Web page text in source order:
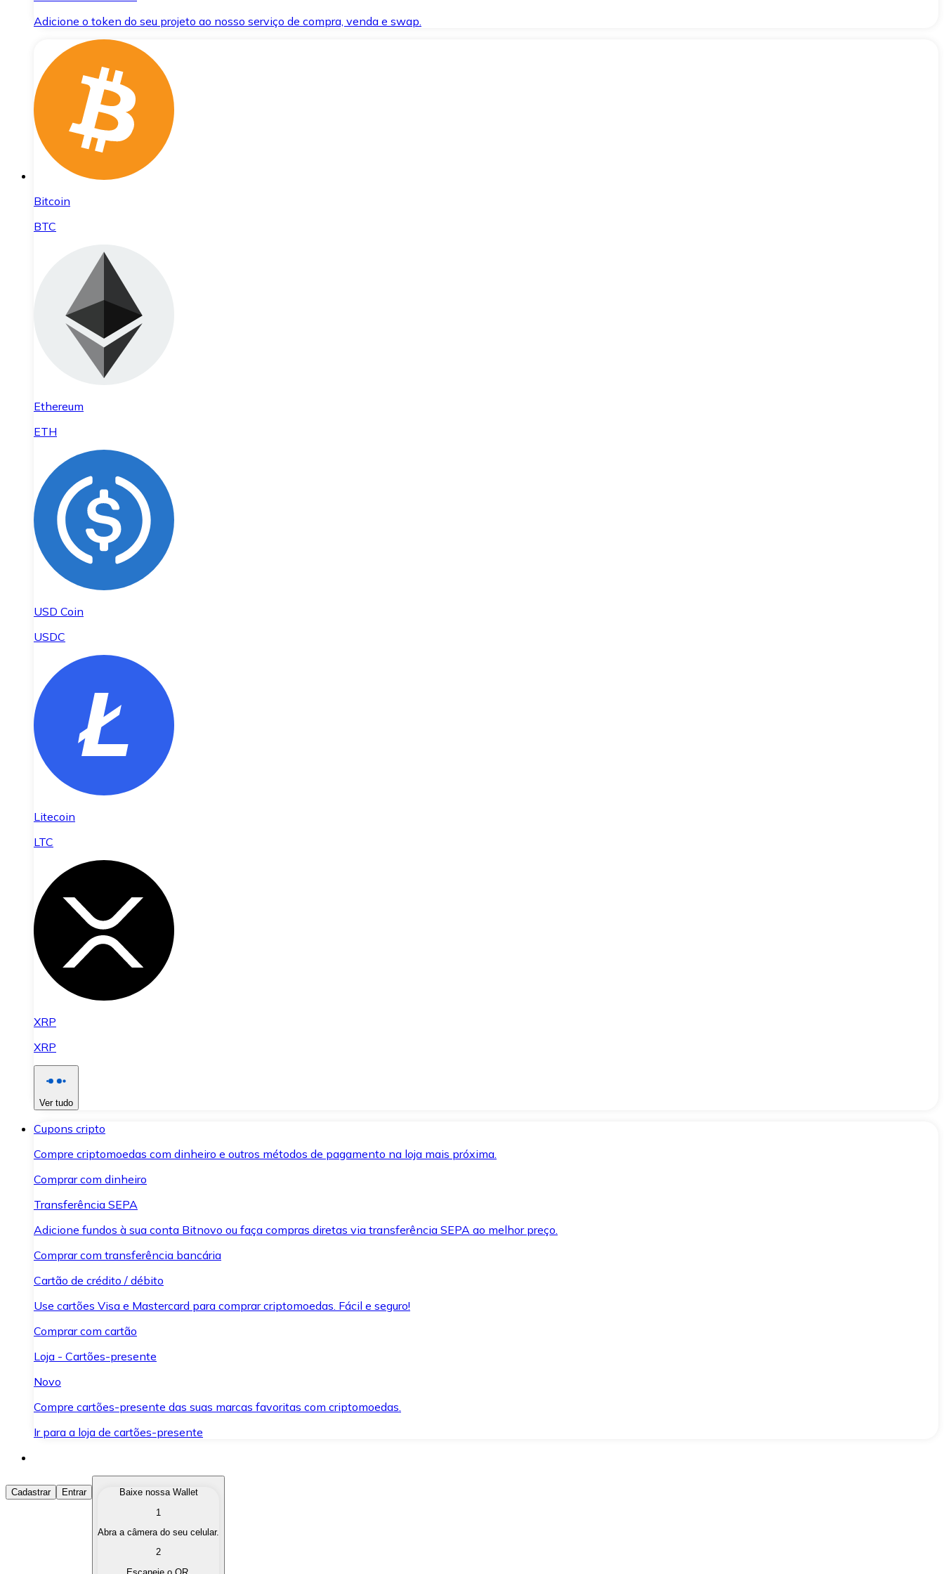
Adicione o token do seu projeto ao nosso serviço de compra, venda e swap.
Bitcoin
BTC
Ethereum
ETH
USD Coin
USDC
Litecoin
LTC
XRP
XRP
Ver tudo
Cupons cripto
Compre criptomoedas com dinheiro e outros métodos de pagamento na loja mais próxima.
Comprar com dinheiro
Transferência SEPA
Adicione fundos à sua conta Bitnovo ou faça compras diretas via transferência SEPA ao melhor preço.
Comprar com transferência bancária
Cartão de crédito / débito
Use cartões Visa e Mastercard para comprar criptomoedas. Fácil e seguro!
Comprar com cartão
Loja - Cartões-presente
Novo
Compre cartões-presente das suas marcas favoritas com criptomoedas.
Ir para a loja de cartões-presente
Comprar Criptomoedas
Compre as criptomoedas de seu interesse de forma rápida e segura.
Converta suas criptomoedas em moeda fiduciária quando precisar.
Cadastrar Entrar
Baixe nossa Wallet
1
Abra a câmera do seu celular.
2